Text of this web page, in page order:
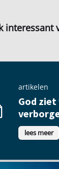
interessant
artikelen
God
lees meer